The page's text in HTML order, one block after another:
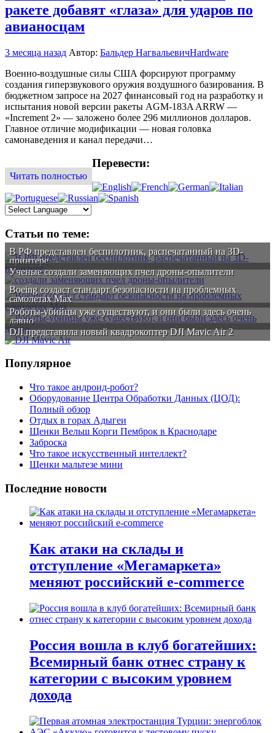
ракете добавят «глаза» для ударов по
авианосцам
3 месяца назад Автор: Бальдер НагвальевичHardware
Военно-воздушные силы США форсируют программу
создания гиперзвукового оружия воздушного базирования. В
бюджетном запросе на 2027 финансовый год на разработку и
испытания новой версии ракеты AGM-183A ARRW —
«Increment 2» — заложено более 296 миллионов долларов.
Главное отличие модификации — новая головка
самонаведения и канал передачи…
Читать полностью
Перевести:
Статьи по теме:
В РФ представлен беспилотник, распечатанный на 3D-
принтере
Ученые создали заменяющих пчел дроны-опылители
Boeing создаст стандарт безопасности на проблемных
самолетах Max
Роботы-убийцы уже существуют, и они были здесь очень
давно
DJI представила новый квадрокоптер DJI Mavic Air 2
Популярное
Что такое андроид-робот?
Оборудование Центра Обработки Данных (ЦОД):
Полный обзор
Отдых в горах Адыгеи
Щенки Вельш Корги Пемброк в Краснодаре
Заброска
Что такое искусственный интеллект?
Щенки мальтезе мини
Последние новости
Как атаки на склады и
отступление «Мегамаркета»
меняют российский e-commerce
Россия вошла в клуб богатейших:
Всемирный банк отнес страну к
категории с высоким уровнем
дохода